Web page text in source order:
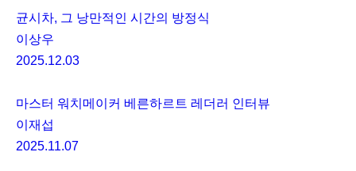
균시차, 그 낭만적인 시간의 방정식
이상우
2025.12.03
마스터 워치메이커 베른하르트 레더러 인터뷰
이재섭
2025.11.07